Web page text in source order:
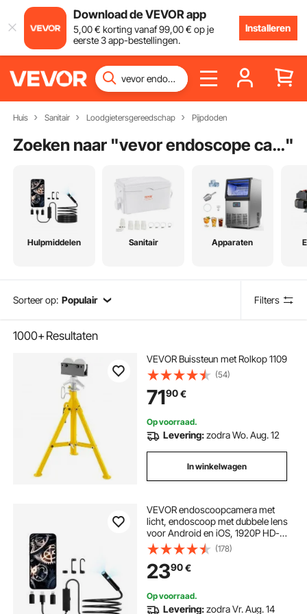
Download de VEVOR app
5,00€ korting vanaf99,00€ op je
eerste 3 app-bestellingen.
Installeren
Huis Sanitair Loodgietersgereedschap Pijpdoden
Zoeken naar " vevor endoscope camera"
Hulpmiddelen Sanitair Apparaten
Sorteer op: Populair Filters
1000+Resultaten
VEVOR Buissteun met Rolkop 1109
(54)
7190€
Op voorraad.
Levering:zodra Wo. Aug. 12
In winkelwagen
VEVOR endoscoopcamera met
licht, endoscoop met dubbele lens
voor Android en iOS, 1920P HD-
inspectiecamera met 8+1
ledlampen, 2x zoom, 3 m
slangkabel, IP67 waterdichte
camera voor auto, loodgieterswerk
(178)
2390€
Op voorraad.
Levering:zodra Vr. Aug. 14